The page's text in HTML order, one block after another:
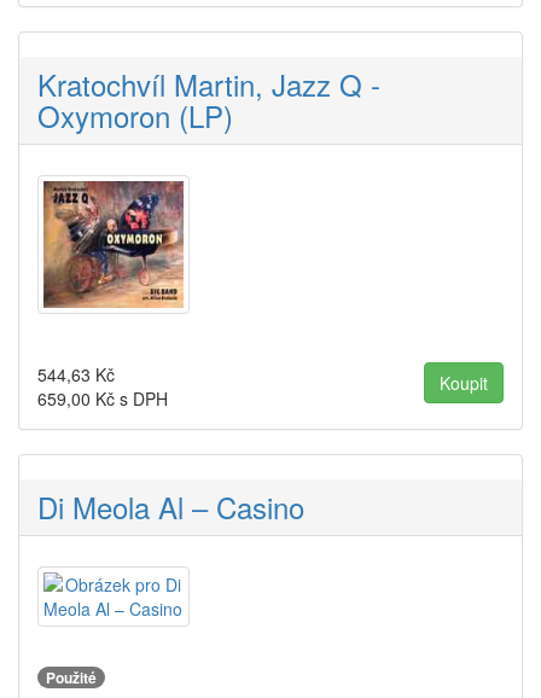
Kratochvíl Martin, Jazz Q -
Oxymoron (LP)
544,63 Kč
659,00 Kč s DPH
Di Meola Al – Casino
Použité